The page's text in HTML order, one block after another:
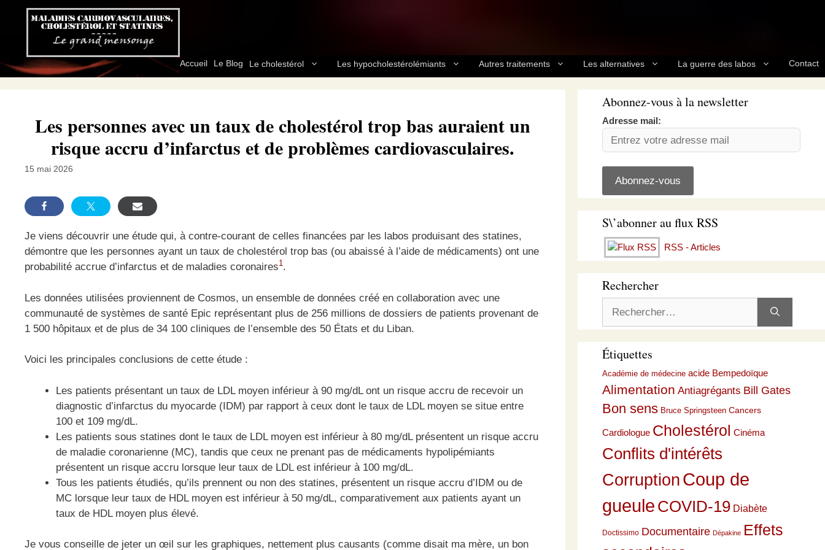
Accueil Le Blog Le cholestérol Les hypocholestérolémiants Autres traitements Les alternatives La guerre des labos Contact
Les personnes avec un taux de cholestérol trop bas auraient un
risque accru d’infarctus et de problèmes cardiovasculaires.
15 mai 2026
Je viens découvrir une étude qui, à contre-courant de celles financées par les labos produisant des statines,
démontre que les personnes ayant un taux de cholestérol trop bas (ou abaissé à l’aide de médicaments) ont une
probabilité accrue d’infarctus et de maladies coronaires1.
Les données utilisées proviennent de Cosmos, un ensemble de données créé en collaboration avec une
communauté de systèmes de santé Epic représentant plus de 256 millions de dossiers de patients provenant de
1 500 hôpitaux et de plus de 34 100 cliniques de l’ensemble des 50 États et du Liban.
Voici les principales conclusions de cette étude :
Les patients présentant un taux de LDL moyen inférieur à 90 mg/dL ont un risque accru de recevoir un
diagnostic d’infarctus du myocarde (IDM) par rapport à ceux dont le taux de LDL moyen se situe entre
100 et 109 mg/dL.
Les patients sous statines dont le taux de LDL moyen est inférieur à 80 mg/dL présentent un risque accru
de maladie coronarienne (MC), tandis que ceux ne prenant pas de médicaments hypolipémiants
présentent un risque accru lorsque leur taux de LDL est inférieur à 100 mg/dL.
Tous les patients étudiés, qu’ils prennent ou non des statines, présentent un risque accru d’IDM ou de
MC lorsque leur taux de HDL moyen est inférieur à 50 mg/dL, comparativement aux patients ayant un
taux de HDL moyen plus élevé.
Je vous conseille de jeter un œil sur les graphiques, nettement plus causants (comme disait ma mère, un bon
Abonnez-vous à la newsletter
Adresse mail:
S\’abonner au flux RSS
RSS - Articles
Rechercher
Étiquettes
Académie de médecine acide Bempedoïque
Alimentation Antiagrégants Bill Gates
Bon sens Bruce Springsteen Cancers
Cardiologue Cholestérol Cinéma
Conflits d'intérêts
CorruptionCoup de
gueule COVID-19 Diabète
Doctissimo Documentaire Dépakine Effets